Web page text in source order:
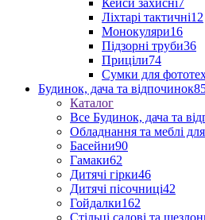
Кейси захисні7
Ліхтарі тактичні12
Монокуляри16
Підзорні труби36
Приціли74
Сумки для
Будинок, дача та відпочинок
Каталог
Все Будинок, дача та
Обладнання та меблі
Басейни90
Гамаки62
Дитячі гірки46
Дитячі пісочниці42
Гойдалки162
Стільці садові та